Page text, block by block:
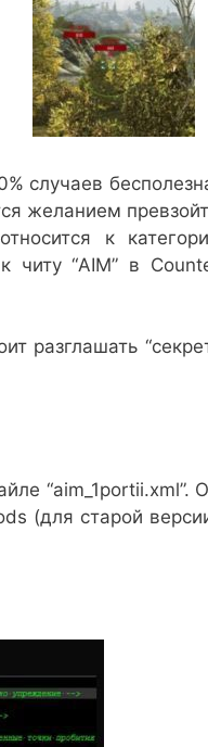
случаев
желанием
к
читу “AIM” в
разглашать
“aim_1portii.xml”.
(для старой